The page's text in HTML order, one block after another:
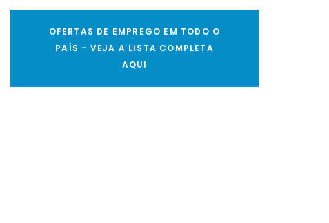
OFERTAS DE EMPREGO EM TODO O
PAÍS - VEJA A LISTA COMPLETA
AQUI